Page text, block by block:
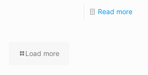
Read more
Load more